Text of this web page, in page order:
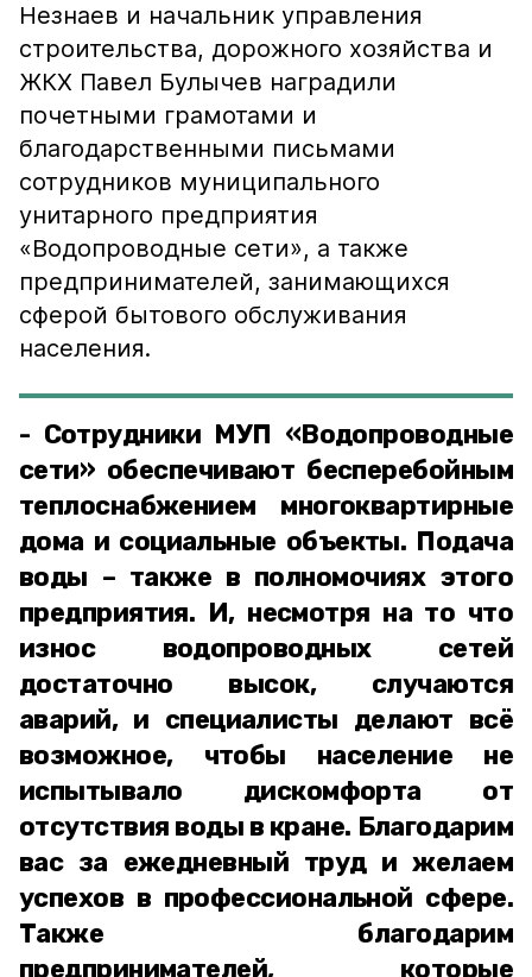
Незнаев и начальник управления
строительства, дорожного хозяйства и
ЖКХ Павел Булычев наградили
почетными грамотами и
благодарственными письмами
сотрудников муниципального
унитарного предприятия
«Водопроводные сети», а также
предпринимателей, занимающихся
сферой бытового обслуживания
населения.
- Сотрудники МУП «Водопроводные
сети» обеспечивают бесперебойным
теплоснабжением многоквартирные
дома и социальные объекты. Подача
воды – также в полномочиях этого
предприятия. И, несмотря на то что
износ водопроводных сетей
достаточно высок, случаются
аварий, и специалисты делают всё
возможное, чтобы население не
испытывало дискомфорта от
отсутствия воды в кране. Благодарим
вас за ежедневный труд и желаем
успехов в профессиональной сфере.
Также благодарим
предпринимателей, которые